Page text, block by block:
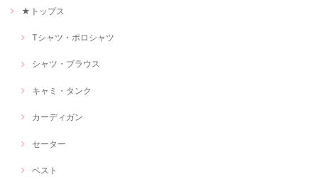
★トップス
Tシャツ・ポロシャツ
シャツ・ブラウス
キャミ・タンク
カーディガン
セーター
ベスト